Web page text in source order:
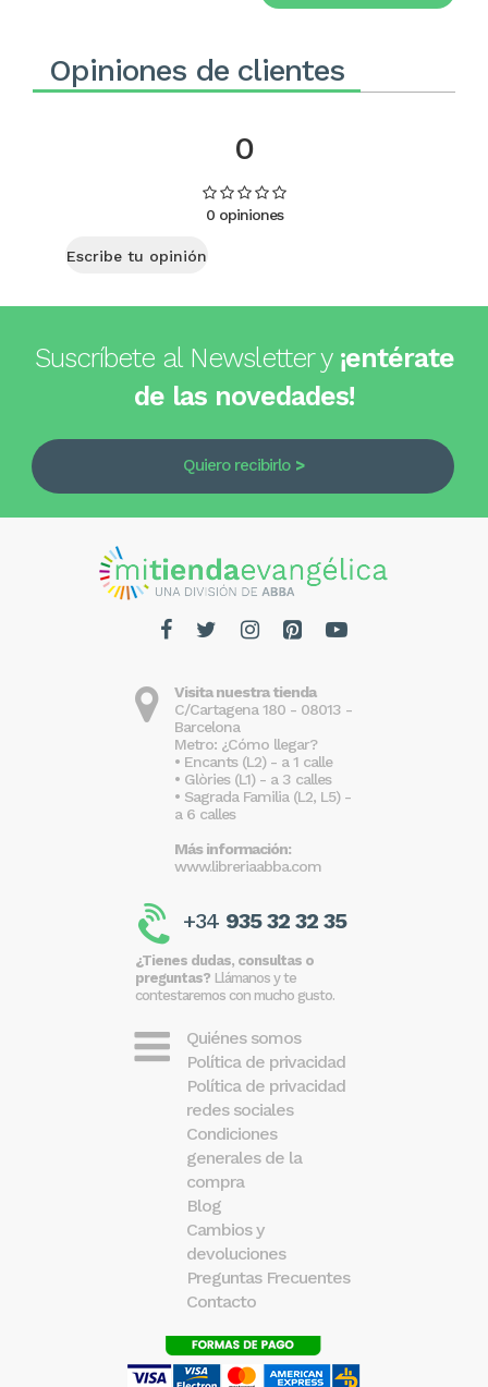
Opiniones de clientes
0
0 opiniones
Escribe tu opinión
Suscríbete al Newsletter y ¡entérate
de las novedades!
Quiero recibirlo
Visita nuestra tienda
C/Cartagena 180 - 08013 -
Barcelona
Metro: ¿Cómo llegar?
• Encants (L2) - a 1 calle
• Glòries (L1) - a 3 calles
• Sagrada Familia (L2, L5) -
a 6 calles
Más información:
www.libreriaabba.com
+34 935 32 32 35
¿Tienes dudas, consultas o
preguntas? Llámanos y te
contestaremos con mucho gusto.
Quiénes somos
Política de privacidad
Política de privacidad
redes sociales
Condiciones
generales de la
compra
Blog
Cambios y
devoluciones
Preguntas Frecuentes
Contacto